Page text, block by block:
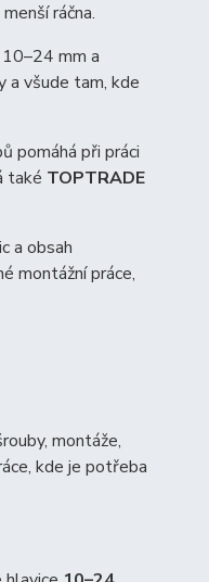
ráčna.
10–24 mm a
a všude tam, kde
pomáhá při práci
také TOPTRADE
a obsah
montážní práce,
montáže,
kde je potřeba